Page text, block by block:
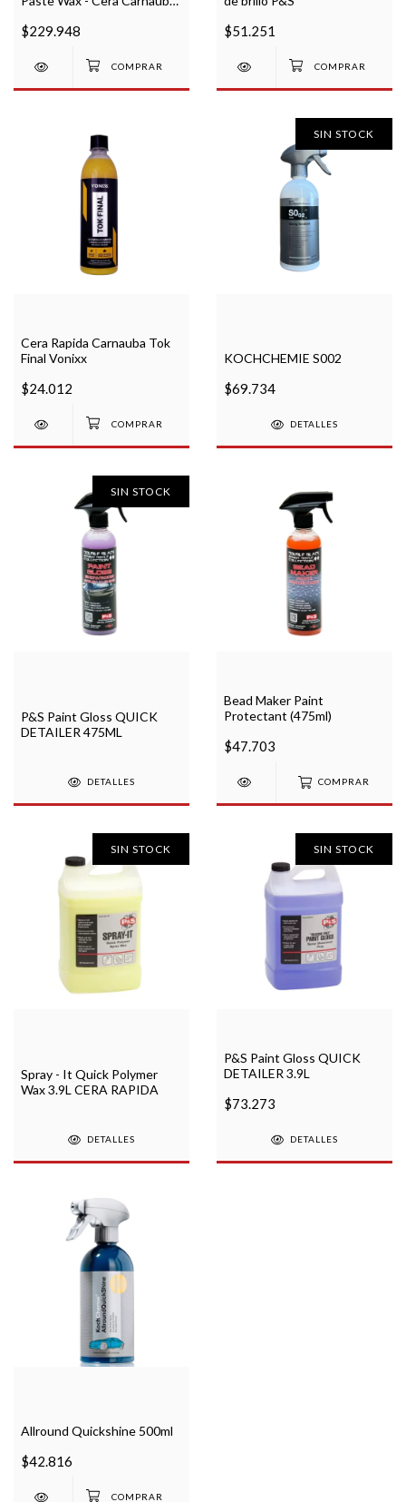
$229.948 $51.251
Cera Rapida Carnauba Tok
Final Vonixx
$24.012
SIN STOCK
KOCHCHEMIE S002
$69.734
DETALLES
SIN STOCK
P&S Paint Gloss QUICK
DETAILER 475ML
DETALLES
Bead Maker Paint
Protectant (475ml)
$47.703
COMPRAR
SIN STOCK
Spray - It Quick Polymer
Wax 3.9L CERA RAPIDA
DETALLES
SIN STOCK
P&S Paint Gloss QUICK
DETAILER 3.9L
$73.273
DETALLES
Allround Quickshine 500ml
$42.816